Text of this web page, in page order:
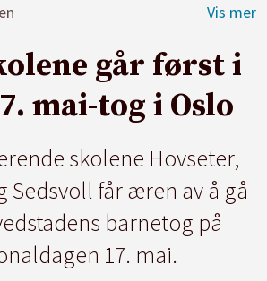
går først i
mai-tog i Oslo
skolene Hovseter,
Sedsvoll får æren av å gå
barnetog på
17. mai.